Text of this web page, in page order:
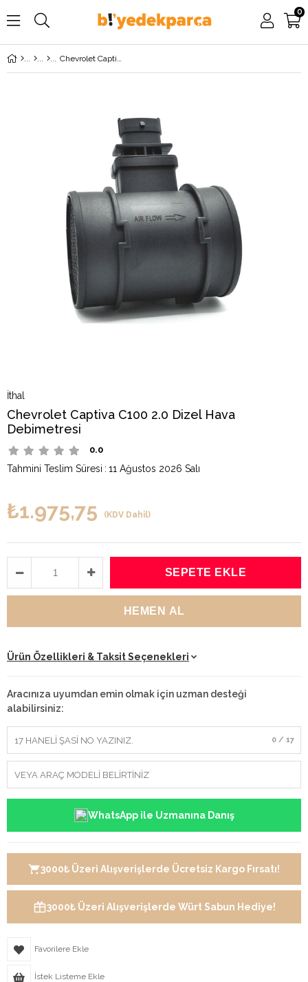
0
Chevrolet Captiva C100 2.0 Dizel Hava Debimetresi
İthal
Chevrolet Captiva C100 2.0 Dizel Hava
Debimetresi
0.0
Tahmini Teslim Süresi : 11 Ağustos 2026 Salı
₺1.975,75 (KDV Dahil)
Ürün Özellikleri & Taksit Seçenekleri
Aracınıza uyumdan emin olmak için uzman desteği
alabilirsiniz:
0 / 17
WhatsApp ile Uzmanına Danış
3000₺ Üzeri Alışverişlerde Ücretsiz Kargo Fırsatı!
3000₺ Üzeri Alışverişlerde Würt Sabun Hediye!
Favorilere Ekle
İstek Listeme Ekle